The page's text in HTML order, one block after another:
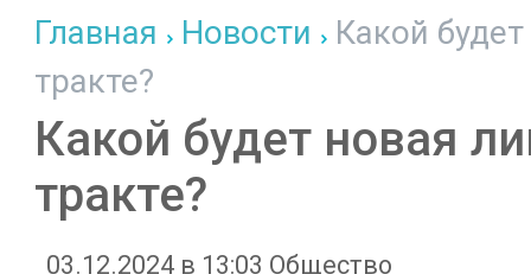
Главная Новости Какой
тракте?
Какой будет новая
тракте?
03.12.2024 в 13:03 Общество